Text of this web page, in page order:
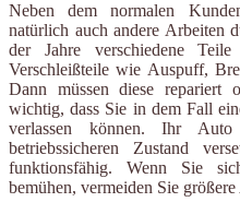
Neben dem normalen
natürlich auch andere Arbeiten
der Jahre verschiedene
Verschleißteile wie Auspuff,
Dann müssen diese repariert
wichtig, dass Sie in dem Fall
verlassen können. Ihr
betriebssicheren Zustand
funktionsfähig. Wenn Sie
bemühen, vermeiden Sie